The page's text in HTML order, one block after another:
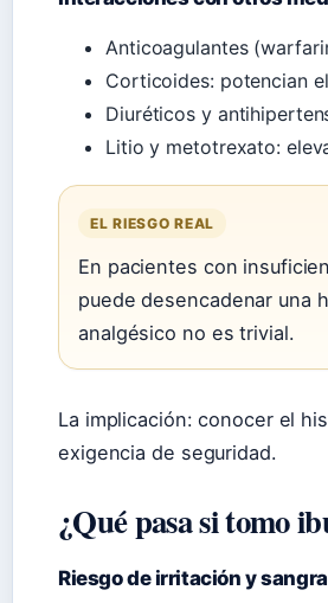
Anticoagulantes
Corticoides: potencian
Diuréticos y
Litio y metotrexato:
EL RIESGO REAL
En pacientes con
puede desencadenar una
analgésico no es trivial.
La implicación: conocer el
exigencia de seguridad.
¿Qué pasa si tomo
Riesgo de irritación y